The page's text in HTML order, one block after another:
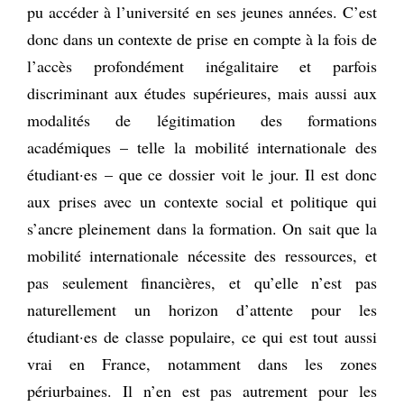
pu accéder à l’université en ses jeunes années. C’est
donc dans un contexte de prise en compte à la fois de
l’accès profondément inégalitaire et parfois
discriminant aux études supérieures, mais aussi aux
modalités de légitimation des formations
académiques – telle la mobilité internationale des
étudiant·es – que ce dossier voit le jour. Il est donc
aux prises avec un contexte social et politique qui
s’ancre pleinement dans la formation. On sait que la
mobilité internationale nécessite des ressources, et
pas seulement financières, et qu’elle n’est pas
naturellement un horizon d’attente pour les
étudiant·es de classe populaire, ce qui est tout aussi
vrai en France, notamment dans les zones
périurbaines. Il n’en est pas autrement pour les